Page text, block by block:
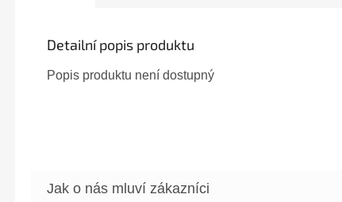
Detailní popis produktu
Popis produktu není dostupný